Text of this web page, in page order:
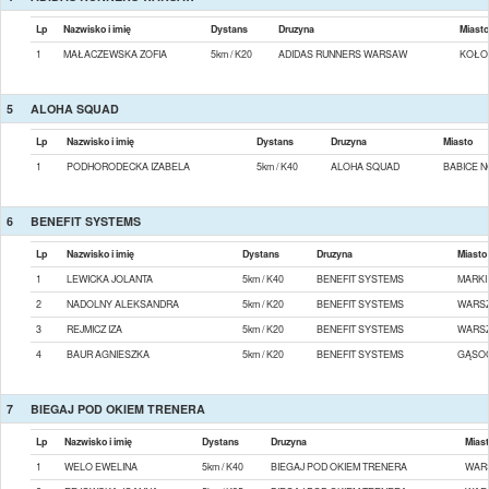
Lp Nazwisko i imię Dystans Druzyna
Miasto
1
MAŁACZEWSKA ZOFIA 5km / K20 ADIDAS RUNNERS WARSAW
5 ALOHA SQUAD
Lp Nazwisko i imię Dystans Druzyna
Miasto
1
PODHORODECKA IZABELA 5km / K40 ALOHA SQUAD BABICE
6 BENEFIT SYSTEMS
Lp Nazwisko i imię Dystans Druzyna
Miasto
1
LEWICKA JOLANTA 5km / K40 BENEFIT SYSTEMS
MARKI
2
NADOLNY ALEKSANDRA 5km / K20 BENEFIT SYSTEMS
3
REJMICZ IZA 5km / K20 BENEFIT SYSTEMS
4
BAUR AGNIESZKA 5km / K20 BENEFIT SYSTEMS
7 BIEGAJ POD OKIEM TRENERA
Lp Nazwisko i imię Dystans Druzyna
1
WELO EWELINA 5km / K40 BIEGAJ POD OKIEM TRENERA